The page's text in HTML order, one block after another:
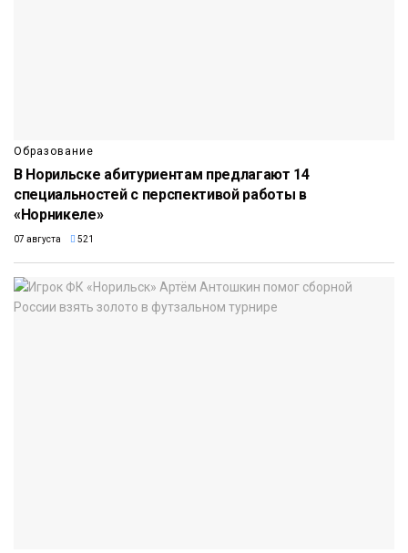
Образование
В Норильске абитуриентам предлагают 14
специальностей с перспективой работы в
«Норникеле»
07 августа 521